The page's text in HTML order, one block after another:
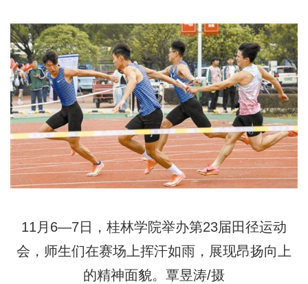
11月6—7日，桂林学院举办第23届田径运动
会，师生们在赛场上挥汗如雨，展现昂扬向上
的精神面貌。覃昱涛/摄